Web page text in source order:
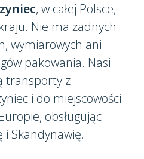
, w całej Polsce,
Nie ma żadnych
wymiarowych ani
pakowania. Nasi
transporty z
i do miejscowości
obsługując
i Skandynawię.